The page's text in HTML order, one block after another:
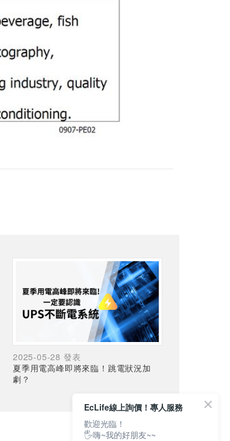
2025-05-28 發表
夏季用電高峰即將來臨！跳電狀況加
劇？
EcLife線上詢價！專人服務
歡迎光臨！
🖐嗨~我的好朋友~~